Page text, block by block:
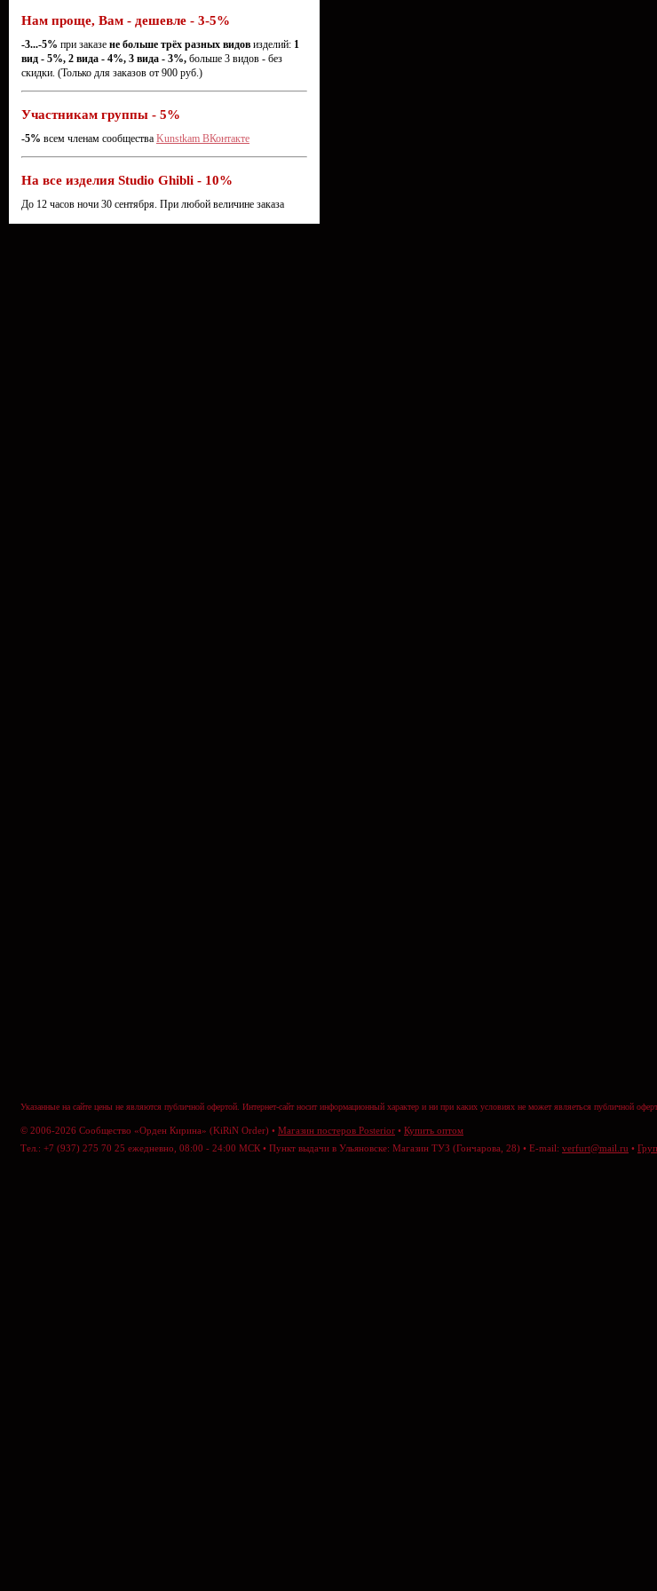
Нам проще, Вам - дешевле - 3-5%
-3...-5% при заказе не больше трёх разных видов изделий: 1
вид - 5%, 2 вида - 4%, 3 вида - 3%, больше 3 видов - без
скидки. (Только для заказов от 900 руб.)
Участникам группы - 5%
-5% всем членам сообщества Kunstkam ВКонтакте
На все изделия Studio Ghibli - 10%
До 12 часов ночи 30 сентября. При любой величине заказа
Указанные на сайте цены не являются публичной офертой. Интернет-сайт носит информационный характер и ни при каких условиях не может являеться публичной
© 2006-2026 Сообщество «Орден Кирина» (KiRiN Order) • Магазин постеров Posterior • Купить оптом
Тел.: +7 (937) 275 70 25 ежедневно, 08:00 - 24:00 МСК • Пункт выдачи в Ульяновске: Магазин ТУЗ (Гончарова, 28) • E-mail: verfurt@mail.ru •